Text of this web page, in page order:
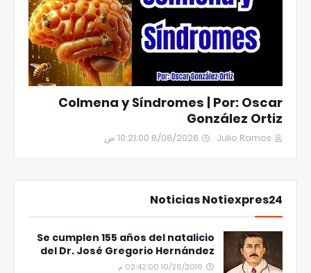
Colmena y Síndromes | Por: Oscar
González Ortiz
Julio Ramos 8/08/2026 10:21:00 ص
Noticias Notiexpres24
Se cumplen 155 años del natalicio
del Dr. José Gregorio Hernández
10/26/2019 02:42:00 م